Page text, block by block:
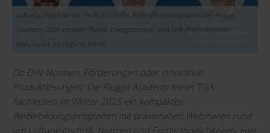
Lüftungsexpertise von Profis für Profis: Beim Winterprogramm der Pluggit
Academy 2025 erhalten Planer, Energieberater und SHK-Profis wertvolle
Impulse für die tägliche Arbeit.
Ob DIN-Normen, Förderungen oder innovative
Produktlösungen: Die Pluggit Academy bietet TGA-
Fachleuten im Winter 2025 ein kompaktes
Weiterbildungsprogramm mit praxisnahen Webinaren rund
um Lüftungstechnik, Normen und Fördermöglichkeiten. Hier